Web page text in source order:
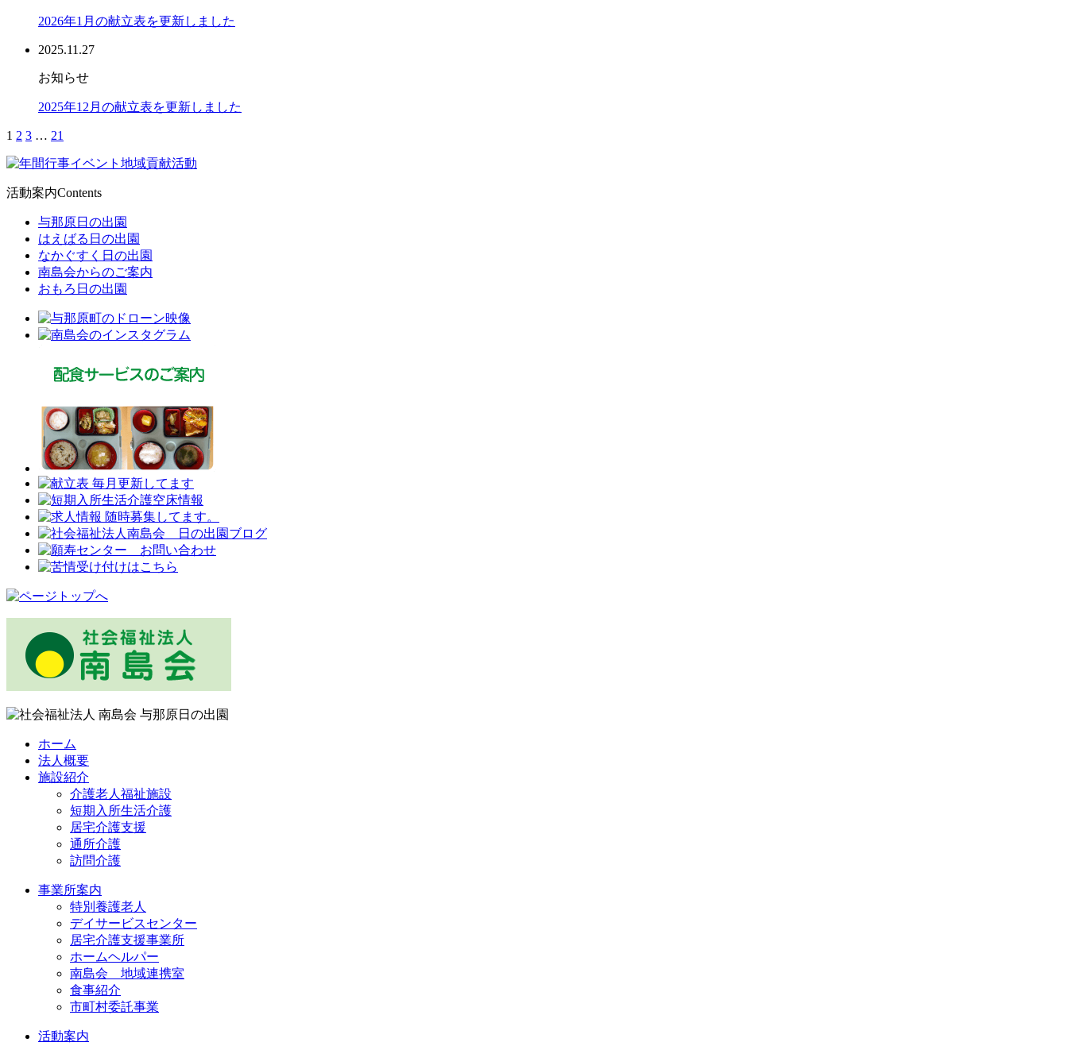
2026年1月の献立表を更新しました
2025.11.27
お知らせ
2025年12月の献立表を更新しました
1 2 3 … 21
活動案内Contents
与那原日の出園
はえばる日の出園
なかぐすく日の出園
南島会からのご案内
おもろ日の出園
ホーム
法人概要
施設紹介
介護老人福祉施設
短期入所生活介護
居宅介護支援
通所介護
訪問介護
事業所案内
特別養護老人
デイサービスセンター
居宅介護支援事業所
ホームヘルパー
南島会 地域連携室
食事紹介
市町村委託事業
活動案内